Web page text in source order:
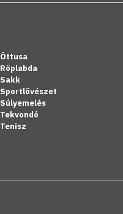
Öttusa
Röplabda
Sakk
Sportlövészet
Súlyemelés
Tekvondó
Tenisz